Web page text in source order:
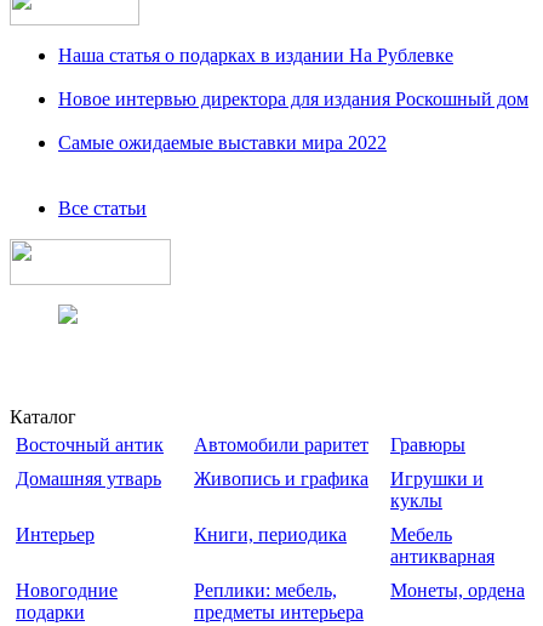
Наша статья о подарках в издании На Рублевке
Новое интервью директора для издания Роскошный дом
Самые ожидаемые выставки мира 2022
Все статьи
Каталог
Восточный антик
Автомобили раритет
Гравюры
Домашняя утварь
Живопись и графика
Игрушки и
куклы
Интерьер
Книги, периодика
Мебель
антикварная
Новогодние
подарки
Реплики: мебель,
предметы интерьера
Монеты, ордена